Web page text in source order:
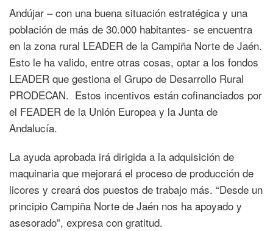
Andújar – con una buena situación estratégica y una
población de más de 30.000 habitantes- se encuentra
en la zona rural LEADER de la Campiña Norte de Jaén.
Esto le ha valido, entre otras cosas, optar a los fondos
LEADER que gestiona el Grupo de Desarrollo Rural
PRODECAN. Estos incentivos están cofinanciados por
el FEADER de la Unión Europea y la Junta de
Andalucía.
La ayuda aprobada irá dirigida a la adquisición de
maquinaria que mejorará el proceso de producción de
licores y creará dos puestos de trabajo más. “Desde un
principio Campiña Norte de Jaén nos ha apoyado y
asesorado”, expresa con gratitud.